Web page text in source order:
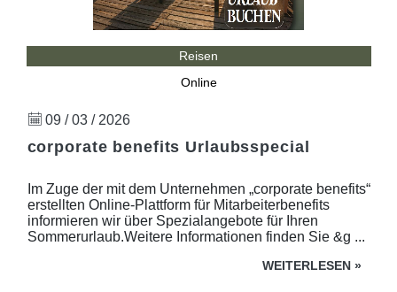
Reisen
Online
09 / 03 / 2026
corporate benefits Urlaubsspecial
Im Zuge der mit dem Unternehmen „corporate benefits“
erstellten Online-Plattform für Mitarbeiterbenefits
informieren wir über Spezialangebote für Ihren
Sommerurlaub.Weitere Informationen finden Sie &g ...
WEITERLESEN »